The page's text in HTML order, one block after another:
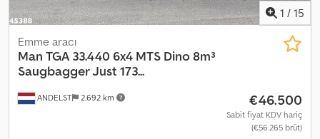
1 / 15
ANDELST 2.692 km
Emme aracı
Man TGA 33.440 6x4 MTS Dino 8m³
Saugbagger Just 173...
€46.500
Sabit fiyat KDV hariç
(€56.265 brüt)